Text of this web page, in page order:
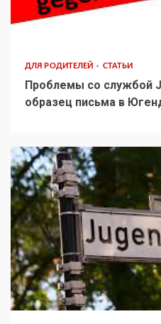
ДЛЯ РОДИТЕЛЕЙ СТАТЬИ
Проблемы со службой
образец письма в